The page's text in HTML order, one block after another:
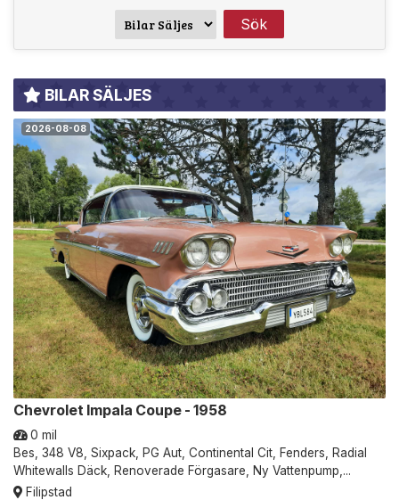
Sök
BILAR SÄLJES
2026-08-08
Chevrolet Impala Coupe - 1958
0 mil
Bes, 348 V8, Sixpack, PG Aut, Continental Cit, Fenders, Radial
Whitewalls Däck, Renoverade Förgasare, Ny Vattenpump,...
Filipstad